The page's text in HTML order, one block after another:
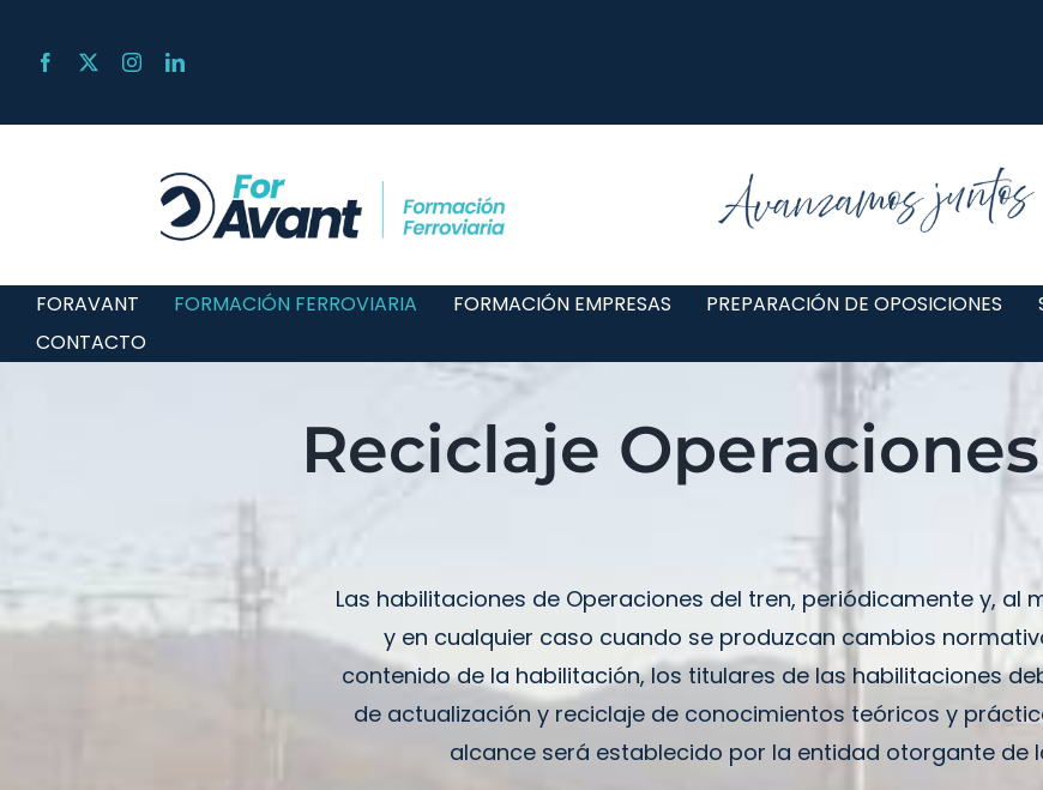
FORAVANT FORMACIÓN FERROVIARIA FORMACIÓN EMPRESAS PREPARACIÓN DE OPOSICIONES
CONTACTO
Reciclaje
Las habilitaciones de Operaciones del tren, periódicamente y, al
y en cualquier caso cuando se produzcan cambios
contenido de la habilitación, los titulares de las habilitaciones
de actualización y reciclaje de conocimientos teóricos y
alcance será establecido por la entidad otorgante de